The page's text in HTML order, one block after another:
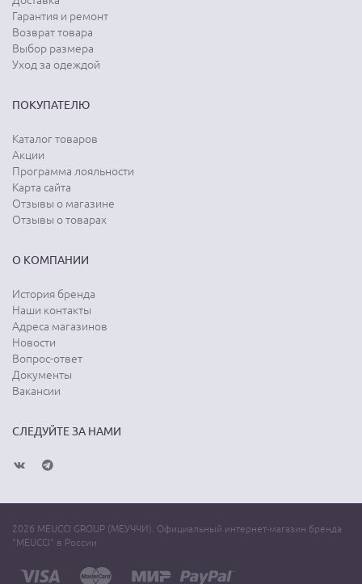
Гарантия и ремонт
Возврат товара
Выбор размера
Уход за одеждой
ПОКУПАТЕЛЮ
Каталог товаров
Акции
Программа лояльности
Карта сайта
Отзывы о магазине
Отзывы о товарах
О КОМПАНИИ
История бренда
Наши контакты
Адреса магазинов
Новости
Вопрос-ответ
Документы
Вакансии
СЛЕДУЙТЕ ЗА НАМИ
2026 MEUCCI GROUP (МЕУЧЧИ). Официальный интернет-магазин бренда
"MEUCCI" в России